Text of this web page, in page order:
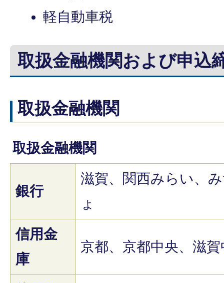
軽自動車税
取扱金融機関および申込
取扱金融機関
取扱金融機関
銀行
滋賀、関西みらい、
ょ
信用金
庫
京都、京都中央、滋賀